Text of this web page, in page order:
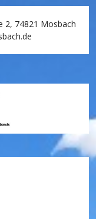
2, 74821 Mosbach